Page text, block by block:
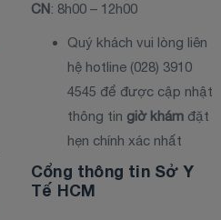
CN: 8h00 – 12h00
Quý khách vui lòng liên
hệ hotline (028) 3910
4545 để được cập nhật
thông tin giờ khám đặt
hẹn chính xác nhất
Cổng thông tin Sở Y
Tế HCM